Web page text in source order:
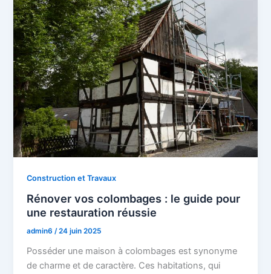
Construction et Travaux
Rénover vos colombages : le guide pour
une restauration réussie
admin6/24 juin 2025
Posséder une maison à colombages est synonyme
de charme et de caractère. Ces habitations, qui